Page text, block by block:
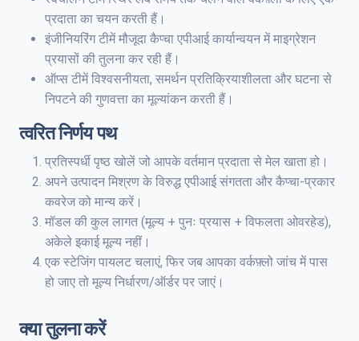
प्रदाता का चयन करती हैं।
इंजीनियरिंग टीमें मौजूदा कैप्चा एपीआई कार्यान्वयन में माइग्रेशन
प्रयासों की तुलना कर रही हैं।
ऑप्स टीमें विश्वसनीयता, समर्थन प्रतिक्रियाशीलता और घटना से
निपटने की गुणवत्ता का मूल्यांकन करती हैं।
त्वरित निर्णय पथ
प्रतिस्पर्धी पृष्ठ खोलें जो आपके वर्तमान प्रदाता से मेल खाता हो।
अपने उत्पादन मिश्रण के विरुद्ध एपीआई संगतता और कैप्चा-प्रकार
कवरेज को मान्य करें।
मॉडल की कुल लागत (मूल्य + पुनः प्रयास + विफलता ओवरहेड),
अकेले इकाई मूल्य नहीं।
एक स्टेजिंग पायलट चलाएं, फिर जब आपका वर्कफ़्लो जांच में पास
हो जाए तो मूल्य निर्धारण/ऑर्डर पर जाएं।
क्या तुलना करें